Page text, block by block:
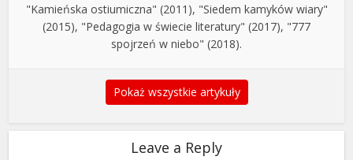
"Kamieńska ostiumiczna" (2011), "Siedem kamyków wiary"
(2015), "Pedagogia w świecie literatury" (2017), "777
spojrzeń w niebo" (2018).
Pokaż wszystkie artykuły
Leave a Reply